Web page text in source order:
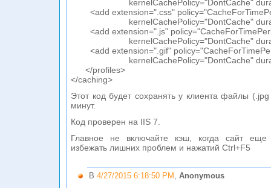
kernelCachePolicy="DontCache"
<add extension=".css"
kernelCachePolicy="DontCache"
<add extension=".js"
kernelCachePolicy="DontCache"
<add extension=".gif"
kernelCachePolicy="DontCache"
</profiles>
</caching>
Этот код будет сохранять у клиента файлы
минут.
Код проверен на IIS 7.
Главное не включайте кэш, когда сайт еще
избежать лишних проблем и нажатий Ctrl+F5
В 4/27/2015 6:18:50 PM , Anonymous